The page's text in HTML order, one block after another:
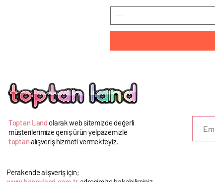
Toptan Land olarak web sitemizde değerli
müşterilerimize geniş ürün yelpazemizle
toptanalışveriş hizmeti vermekteyiz.
Perakende alışveriş için;